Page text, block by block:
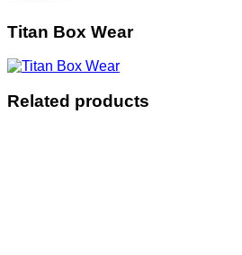
Titan Box Wear
Related products